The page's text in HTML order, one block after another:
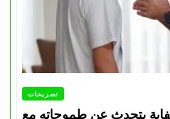
تصريحات
يتحدث عن طموحاته مع